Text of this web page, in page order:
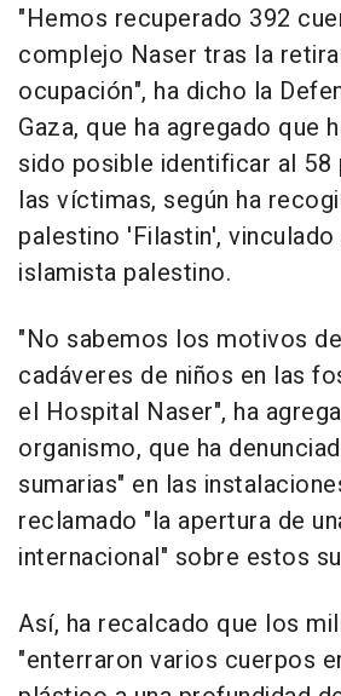
"Hemos recuperado 392
complejo Naser tras la
ocupación", ha dicho la
Gaza, que ha agregado que
sido posible identificar al
las víctimas, según ha
palestino 'Filastin',
islamista palestino.
"No sabemos los motivos
cadáveres de niños en las
el Hospital Naser", ha
organismo, que ha
sumarias" en las
reclamado "la apertura de
internacional" sobre estos
Así, ha recalcado que los
"enterraron varios cuerpos